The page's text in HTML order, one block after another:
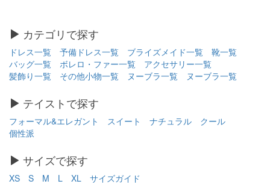
カテゴリで探す
ドレス一覧 予備ドレス一覧 ブライズメイド一覧
靴一覧
バッグ一覧
ボレロ・ファー一覧
アクセサリー一覧
髪飾り一覧
その他小物一覧 ヌーブラ一覧 ヌーブラ一覧
テイストで探す
フォーマル&エレガント スイート ナチュラル
クール
個性派
サイズで探す
XS S M L XL サイズガイド